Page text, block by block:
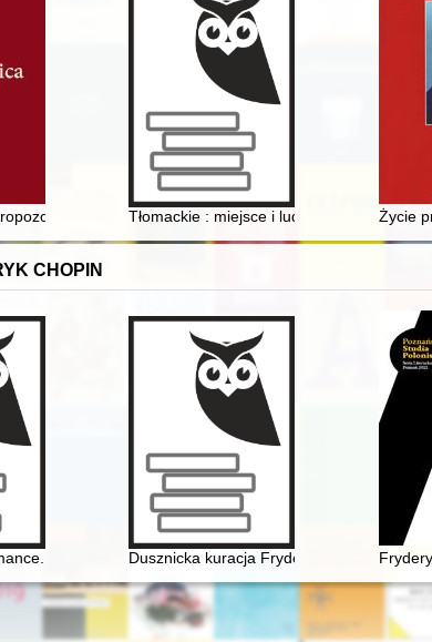
historiograficznej mistyfikacji
of the children’s book market in Poland on the example
Rudolfa Steinera jako impuls nowoczesnej myśli
Tłomackie : miejsce i ludzie = place and
Życie
CHOPIN
History, theory, practiceDusznicka kuracja Fryderyka Chopina w